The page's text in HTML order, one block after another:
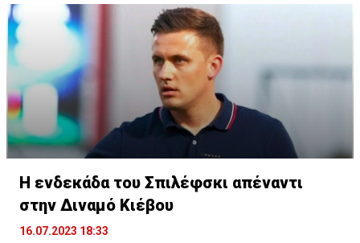
Η ενδεκάδα του Σπιλέφσκι απέναντι
στην Διναμό Κιέβου
16.07.2023 18:33